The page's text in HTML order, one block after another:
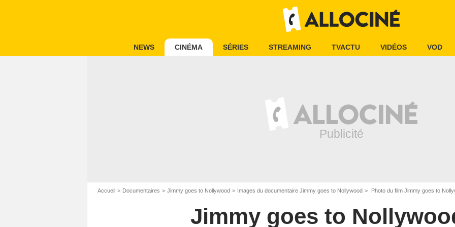
NEWS CINÉMA SÉRIES STREAMING TVACTU VIDÉOS VOD
Accueil Documentaires Jimmy goes to Nollywood Images du documentaire Jimmy goes to Nollywood Photo du film Jimmy goes to
Jimmy goes to